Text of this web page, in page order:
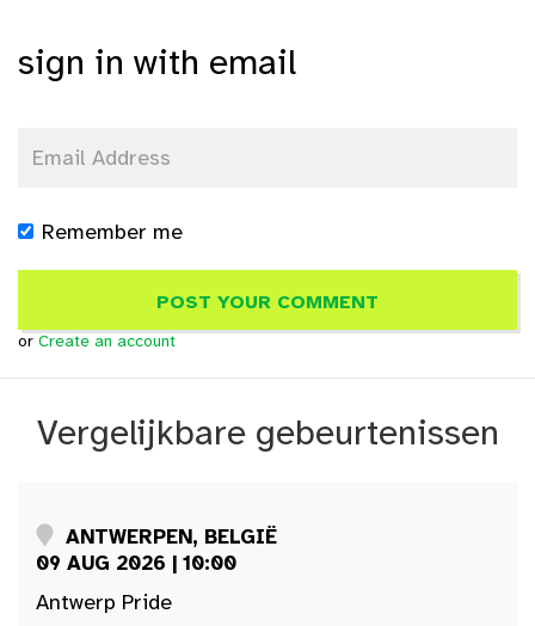
sign in with email
Remember me
or Create an account
Vergelijkbare gebeurtenissen
ANTWERPEN, BELGIË
09 AUG 2026 | 10:00
Antwerp Pride